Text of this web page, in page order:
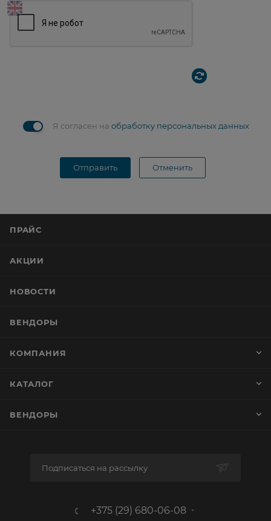
Я согласен на обработку персональных данных
Отправить Отменить
ПРАЙС
АКЦИИ
НОВОСТИ
ВЕНДОРЫ
КОМПАНИЯ
КАТАЛОГ
ВЕНДОРЫ
Подписаться на рассылку
+375 (29) 680-06-08